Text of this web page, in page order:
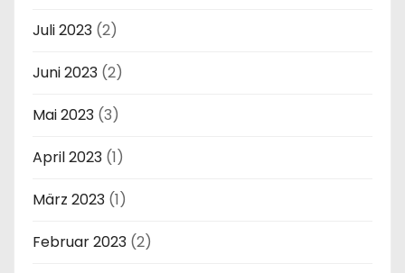
Juli 2023 (2)
Juni 2023 (2)
Mai 2023 (3)
April 2023 (1)
März 2023 (1)
Februar 2023 (2)